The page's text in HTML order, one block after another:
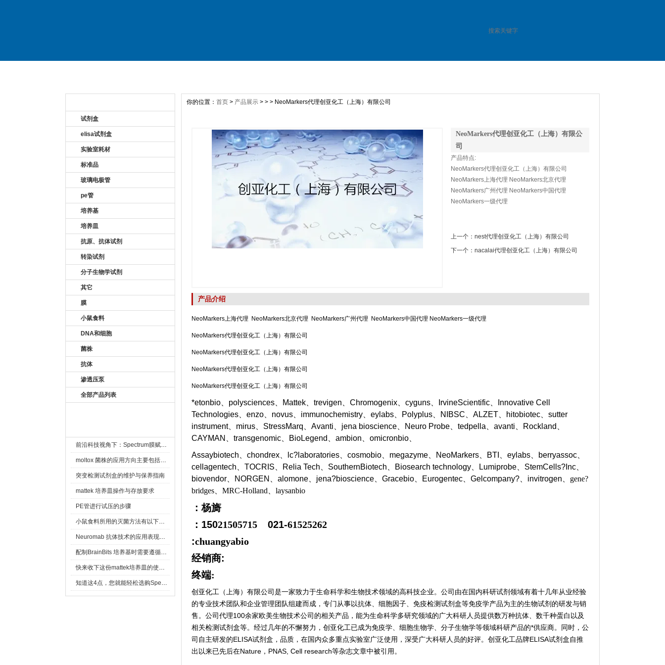
试剂盒
elisa试剂盒
实验室耗材
标准品
玻璃电极管
pe管
培养基
培养皿
抗原、抗体试剂
转染试剂
分子生物学试剂
其它
膜
小鼠食料
DNA和细胞
菌株
抗体
渗透压泵
全部产品列表
前沿科技视角下：Spectrum膜赋能精密制造
moltox 菌株的应用方向主要包括以下几个方面
突变检测试剂盒的维护与保养指南
mattek 培养皿操作与存放要求
PE管进行试压的步骤
小鼠食料所用的灭菌方法有以下三种
Neuromab 抗体技术的应用表现在这几方面
配制BrainBits 培养基时需要遵循的原则
快来收下这份mattek培养皿的使用指南
知道这4点，您就能轻松选购Spectrum 膜
你的位置： 首页 > 产品展示 > > > NeoMarkers代理创亚化工（上海）有限公司
NeoMarkers代理创亚化工（上海）有限公
司
产品特点:
NeoMarkers代理创亚化工（上海）有限公司
NeoMarkers上海代理 NeoMarkers北京代理
NeoMarkers广州代理 NeoMarkers中国代理
NeoMarkers一级代理
上一个： nest代理创亚化工（上海）有限公司
下一个： nacalai代理创亚化工（上海）有限公司
产品介绍
NeoMarkers上海代理 NeoMarkers北京代理 NeoMarkers广州代理 NeoMarkers中国代理 NeoMarkers一级代理
NeoMarkers代理创亚化工（上海）有限公司
NeoMarkers代理创亚化工（上海）有限公司
NeoMarkers代理创亚化工（上海）有限公司
NeoMarkers代理创亚化工（上海）有限公司
*etonbio、polysciences、Mattek、trevigen、Chromogenix、cyguns、IrvineScientific、Innovative Cell
Technologies、enzo、novus、immunochemistry、eylabs、Polyplus、NIBSC、ALZET、hitobiotec、sutter
instrument、mirus、StressMarq、Avanti、jena bioscience、Neuro Probe、tedpella、avanti、Rockland、
CAYMAN、transgenomic、BioLegend、ambion、omicronbio、
Assaybiotech、chondrex、lc?laboratories、cosmobio、megazyme、NeoMarkers、BTI、eylabs、berryassoc、
cellagentech、TOCRIS、Relia Tech、SouthernBiotech、Biosearch technology、Lumiprobe、StemCells?Inc、
biovendor、NORGEN、a lomone、jena?bioscience、Gracebio、Eurogentec、Gelcompany?、invitrogen、 gene?
bridges、MRC-Holland、laysanbio
：杨旖
：15021505715 021-61525262
:chuangyabio
经销商:
终端:
创亚化工（上海）有限公司是一家致力于生命科学和生物技术领域的高科技企业。公司由在国内科研试剂领域有着十几年从业经验
的专业技术团队和企业管理团队组建而成，专门从事以抗体、细胞因子、免疫检测试剂盒等免疫学产品为主的生物试剂的研发与销
售。公司代理100余家欧美生物技术公司的相关产品，能为生命科学多研究领域的广大科研人员提供数万种抗体、数千种蛋白以及
相关检测试剂盒等。经过几年的不懈努力，创亚化工已成为免疫学、细胞生物学、分子生物学等领域科研产品的*供应商。同时，公
司自主研发的ELISA试剂盒，品质，在国内众多重点实验室广泛使用，深受广大科研人员的好评。创亚化工品牌ELISA试剂盒自推
出以来已先后在Nature，PNAS, Cell research等杂志文章中被引用。